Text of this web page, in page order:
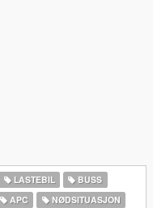
LASTEBIL
BUSS
APC
NØDSITUASJON